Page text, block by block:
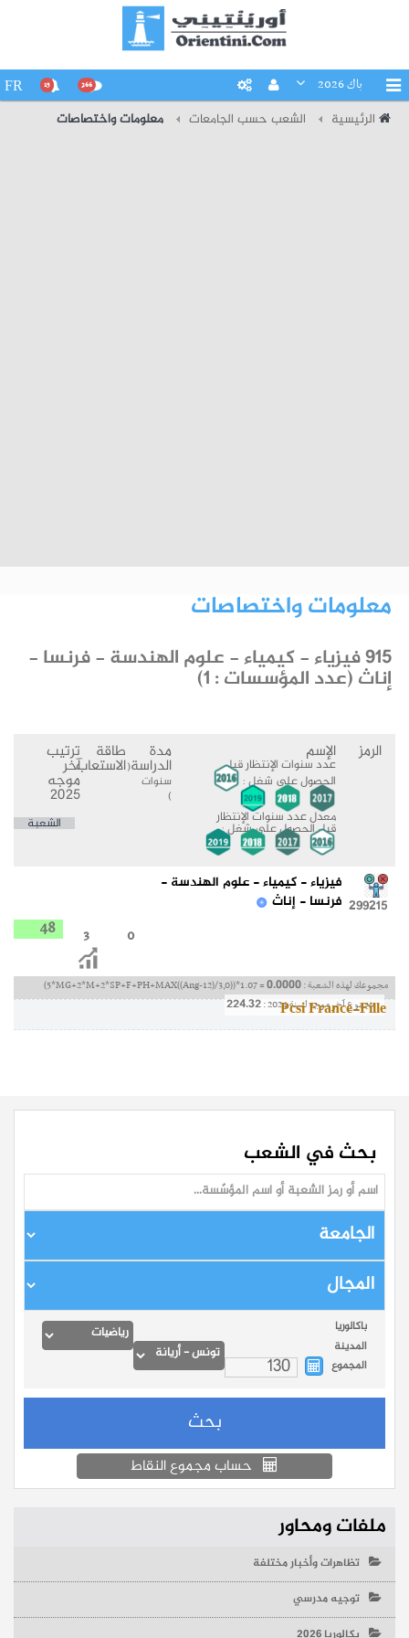
باك 2026 266
15
FR
الرئيسية الشعب حسب الجامعات معلومات واختصاصات
معلومات واختصاصات
915 فيزياء - كيمياء - علوم الهندسة - فرنسا -
إناث (عدد المؤسسات : 1)
الرمز الإسم
عدد سنوات الإنتظار قبل
الحصول على شغل :
معدل عدد سنوات الإنتظار
قبل الحصول على شغل :
مدة
الدراسة(
سنوات
)
طاقة
الاستعاب
ترتيب
آخر
موجه
2025
الشعبة
299215
فيزياء - كيمياء - علوم الهندسة -
فرنسا - إناث
0
3
48
مجموعك لهذه الشعبة : (5*MG+2*M+2*SP+F+PH+MAX((Ang-12)/3,0))*1.07 =0.0000
مجموع آخر موجه لسنة 2024 : 224.32 Pcsi France-Fille
بحث في الشعب
باكالوريا
المدينة
المجموع
حساب مجموع النقاط
ملفات ومحاور
تظاهرات وأخبار مختلفة
توجيه مدرسي